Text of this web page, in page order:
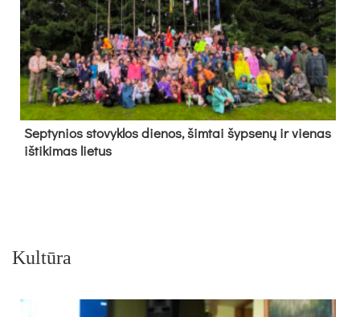
Sep­ty­nios sto­vyk­los die­nos, šim­tai šyp­se­nų ir vie­nas
iš­ti­ki­mas lie­tus
Kultūra